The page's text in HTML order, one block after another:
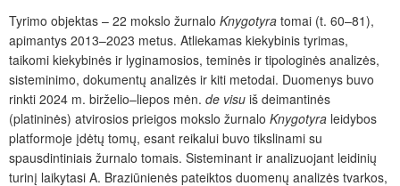
Tyrimo objektas – 22 mokslo žurnalo Knygotyra tomai (t. 60–81),
apimantys 2013–2023 metus. Atliekamas kiekybinis tyrimas,
taikomi kiekybinės ir lyginamosios, teminės ir tipologinės analizės,
sisteminimo, dokumentų analizės ir kiti metodai. Duomenys buvo
rinkti 2024 m. birželio–liepos mėn. de visu iš deimantinės
(platininės) atvirosios prieigos mokslo žurnalo Knygotyra leidybos
platformoje įdėtų tomų, esant reikalui buvo tikslinami su
spausdintiniais žurnalo tomais. Sisteminant ir analizuojant leidinių
turinį laikytasi A. Braziūnienės pateiktos duomenų analizės tvarkos,